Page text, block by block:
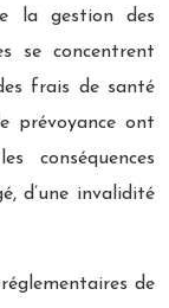
la gestion des
se concentrent
frais de santé
prévoyance ont
conséquences
d’une invalidité
de